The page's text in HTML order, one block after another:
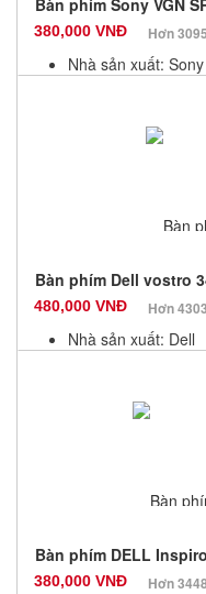
Bàn phím Sony VGN
380,000 VNĐ Hơn
Nhà sản xuất: Sony
Số lượng: 100
Bàn phím Dell vostro
480,000 VNĐ Hơn
Nhà sản xuất: Dell
Số lượng: 10
Bàn phím DELL
380,000 VNĐ Hơn